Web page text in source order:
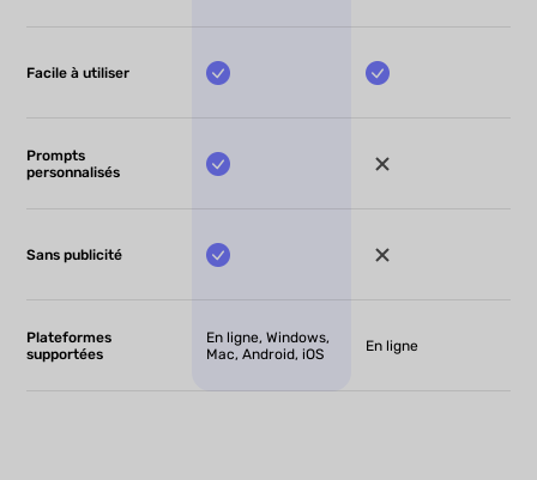
Facile à utiliser
Prompts
personnalisés
Sans publicité
Plateformes
supportées
En ligne, Windows,
Mac, Android, iOS
En ligne